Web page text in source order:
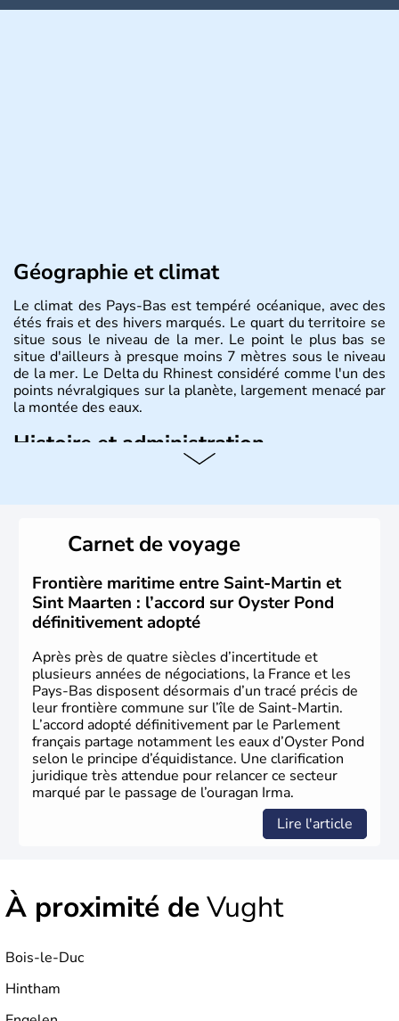
Géographie et climat
Le climat des Pays-Bas est tempéré océanique, avec des
étés frais et des hivers marqués. Le quart du territoire se
situe sous le niveau de la mer. Le point le plus bas se
situe d'ailleurs à presque moins 7 mètres sous le niveau
de la mer. Le Delta du Rhinest considéré comme l'un des
points névralgiques sur la planète, largement menacé par
la montée des eaux.
Histoire et administration
rôle dans la construction européenne. Le pays est
représenté par le Roi Willem-Alexander.depuis le 30
avril 2013.
Carnet de voyage
Frontière maritime entre Saint-Martin et
Sint Maarten : l’accord sur Oyster Pond
définitivement adopté
Après près de quatre siècles d’incertitude et
plusieurs années de négociations, la France et les
Pays-Bas disposent désormais d’un tracé précis de
leur frontière commune sur l’île de Saint-Martin.
L’accord adopté définitivement par le Parlement
français partage notamment les eaux d’Oyster Pond
selon le principe d’équidistance. Une clarification
juridique très attendue pour relancer ce secteur
marqué par le passage de l’ouragan Irma.
Lire l'article
À proximité deVught
Bois-le-Duc
Hintham